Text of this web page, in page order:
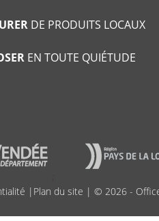
DE PRODUITS LOCAUX
EN TOUTE QUIÉTUDE
| Plan du site | © 2026 -